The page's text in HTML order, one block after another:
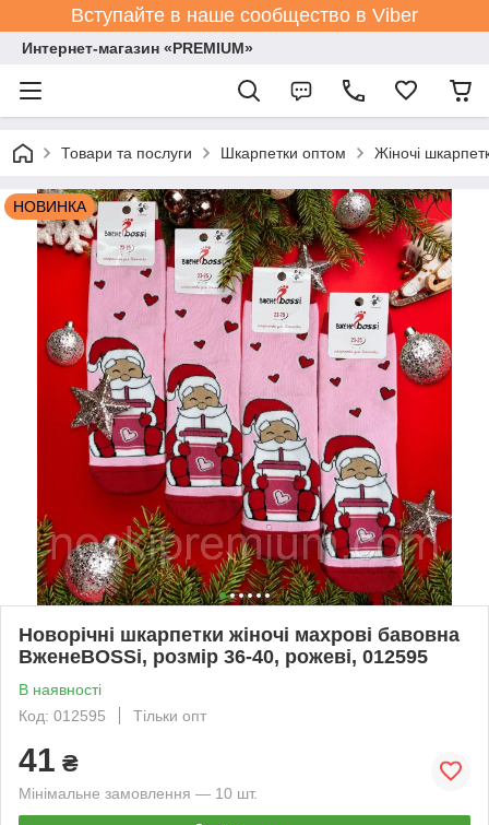
Вступайте в наше сообщество в Viber
Интернет-магазин «PREMIUM»
Товари та послуги Шкарпетки оптом Жіночі
НОВИНКА
Новорічні шкарпетки жіночі махрові бавовна
ВженеBOSSі, розмір 36-40, рожеві, 012595
В наявності
Код: 012595
Тільки опт
41 ₴
Мінімальне замовлення — 10 шт.